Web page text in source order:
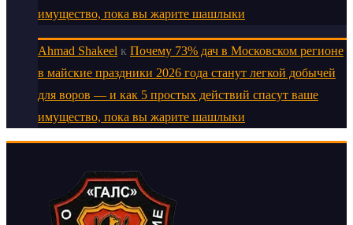
имущество, пока вы жарите шашлыки
Ahmad Shakeel к Почему 73% дач в Московском регионе
в майские праздники 2026 года станут легкой добычей
для воров — и как 5 простых действий спасут ваше
имущество, пока вы жарите шашлыки